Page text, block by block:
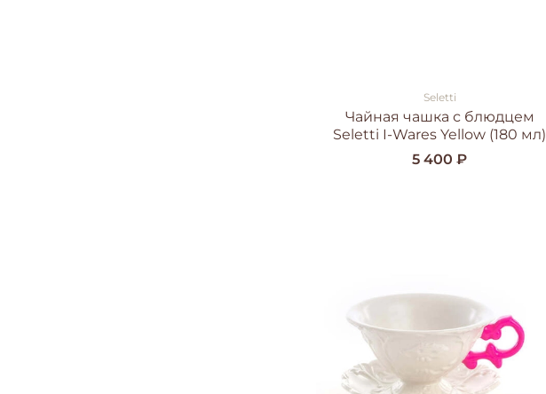
Seletti
Чайная чашка с блюдцем
Seletti I-Wares Yellow (180 мл)
5 400 ₽